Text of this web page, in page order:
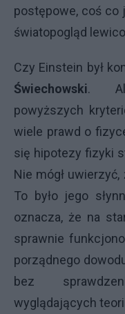
postępowe, coś co
światopogląd
Czy Einstein był
Świechowski.
powyższych
wiele prawd o
się hipotezy fizyki
Nie mógł uwierzyć,
To było jego
oznacza, że na
sprawnie
porządnego
bez
wyglądających